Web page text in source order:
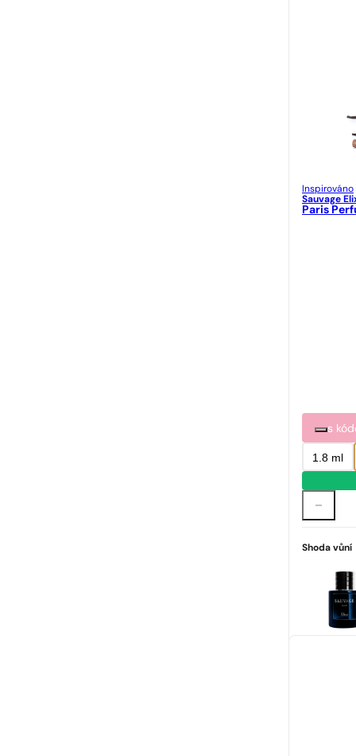
Inspirováno
Sauvage
Paris
s
1.8 ml
Shoda vůní